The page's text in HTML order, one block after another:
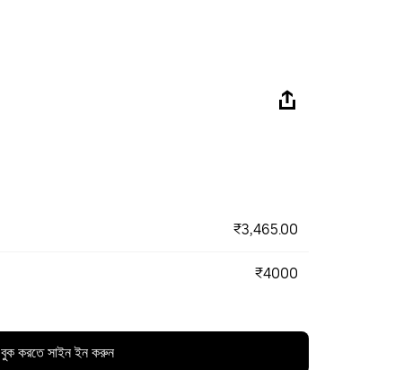
₹3,465.00
₹4000
বুক করতে সাইন ইন করুন